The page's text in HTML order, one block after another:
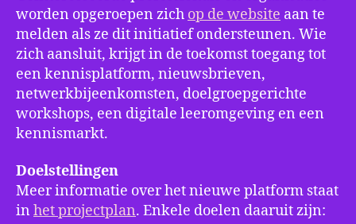
worden opgeroepen zich op de website aan te
melden als ze dit initiatief ondersteunen. Wie
zich aansluit, krijgt in de toekomst toegang tot
een kennisplatform, nieuwsbrieven,
netwerkbijeenkomsten, doelgroepgerichte
workshops, een digitale leeromgeving en een
kennismarkt.
Doelstellingen
Meer informatie over het nieuwe platform staat
in het projectplan. Enkele doelen daaruit zijn: